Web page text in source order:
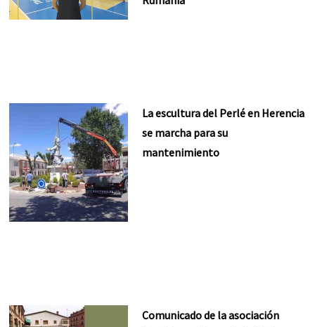
La escultura del Perlé en Herencia
se marcha para su
mantenimiento
Comunicado de la asociación